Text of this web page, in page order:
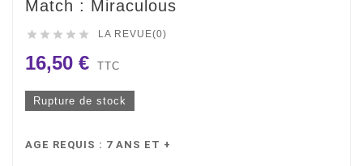
Match : Miraculous
     LA REVUE(0)
16,50 € TTC
Rupture de stock
AGE REQUIS : 7 ANS ET +